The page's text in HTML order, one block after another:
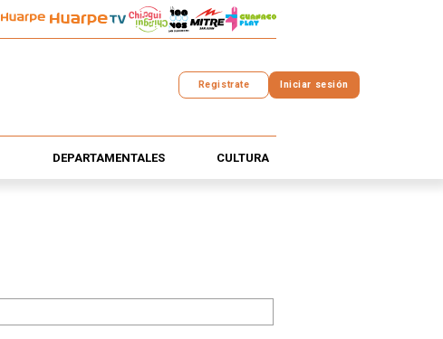
Registrate Iniciar sesión
DEPARTAMENTALES CULTURA